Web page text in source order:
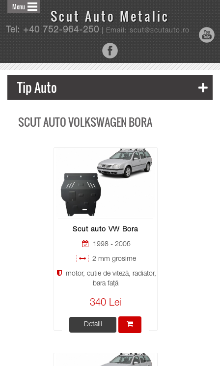
Scut Auto Metalic
Tel: +40 752-964-250| Email: scut@scutauto.ro
Menu
Tip Auto
SCUT AUTO VOLKSWAGEN BORA
Scut auto VW Bora
1998 - 2006
2 mm grosime
motor, cutie de viteză, radiator,
bara față
340 Lei
Detalii